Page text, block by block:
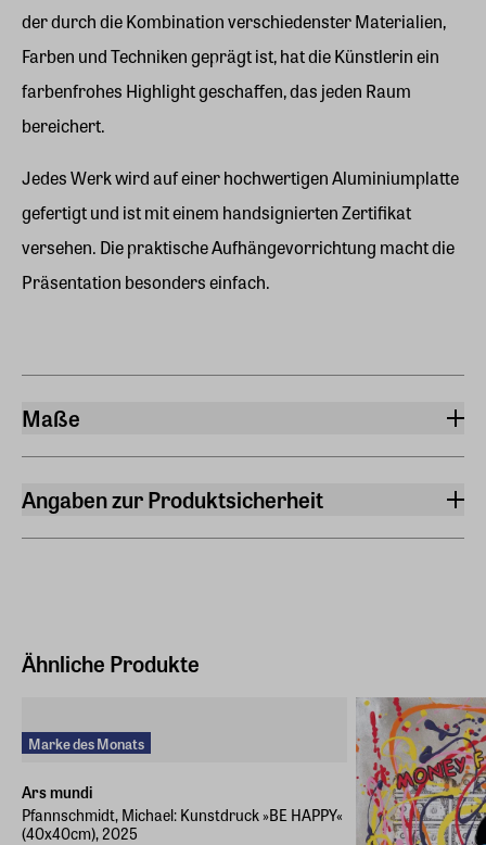
der durch die Kombination verschiedenster Materialien,
Farben und Techniken geprägt ist, hat die Künstlerin ein
farbenfrohes Highlight geschaffen, das jeden Raum
bereichert.
Jedes Werk wird auf einer hochwertigen Aluminiumplatte
gefertigt und ist mit einem handsignierten Zertifikat
versehen. Die praktische Aufhängevorrichtung macht die
Präsentation besonders einfach.
Maße
Höhe
80 cm
Angaben zur Produktsicherheit
Deutschland (EU)
Ähnliche Produkte
Marke des Monats
Ars mundi
Pfannschmidt, Michael: Kunstdruck »BE HAPPY«
(40x40cm), 2025